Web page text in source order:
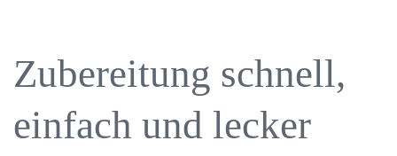
Zubereitung schnell,
einfach und lecker